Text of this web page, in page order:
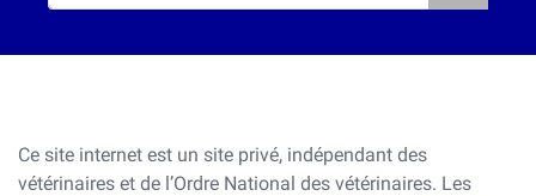
Ce site internet est un site privé, indépendant des
vétérinaires et de l’Ordre National des vétérinaires. Les